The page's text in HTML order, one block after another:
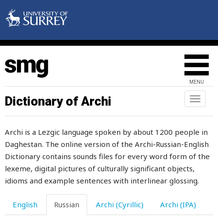
MENU
Toggle
Dictionary of Archi
Archi is a Lezgic language spoken by about 1200 people in
Daghestan. The online version of the Archi-Russian-English
Dictionary contains sounds files for every word form of the
lexeme, digital pictures of culturally significant objects,
idioms and example sentences with interlinear glossing.
English Russian Archi (Cyrillic) Archi (IPA)
повозка
поворот
повреждаться
повреждение
поглощенный
погода